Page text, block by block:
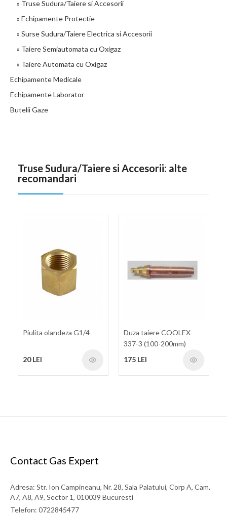
» Truse Sudura/Taiere si Accesorii
» Echipamente Protectie
» Surse Sudura/Taiere Electrica si Accesorii
» Taiere Semiautomata cu Oxigaz
» Taiere Automata cu Oxigaz
Echipamente Medicale
Echipamente Laborator
Butelii Gaze
Truse Sudura/Taiere si Accesorii: alte
recomandari
Piulita olandeza G1/4
20 LEI
Duza taiere COOLEX
337-3 (100-200mm)
175 LEI
Contact Gas Expert
Adresa: Str. Ion Campineanu, Nr. 28, Sala Palatului, Corp A, Cam.
A7, A8, A9, Sector 1, 010039 Bucuresti
Telefon: 0722845477